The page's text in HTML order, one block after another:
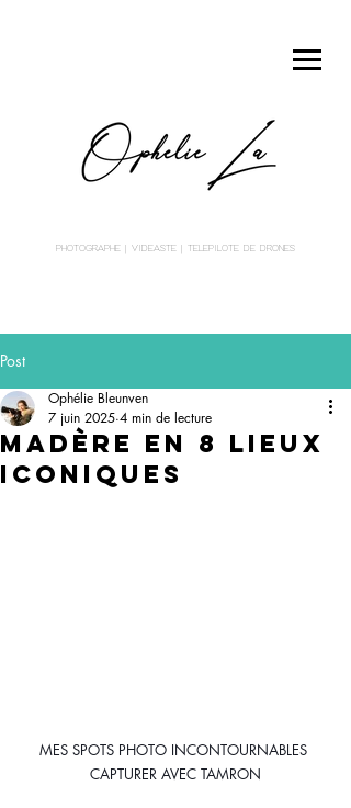
PHOTOGRAPHE | VIDEASTE | TELEPILOTE DE DRONES
Post
Madère en 8 lieux
iconiques
Ophélie Bleunven
7 juin 2025 4 min de lecture
MES SPOTS PHOTO INCONTOURNABLES
CAPTURER AVEC TAMRON